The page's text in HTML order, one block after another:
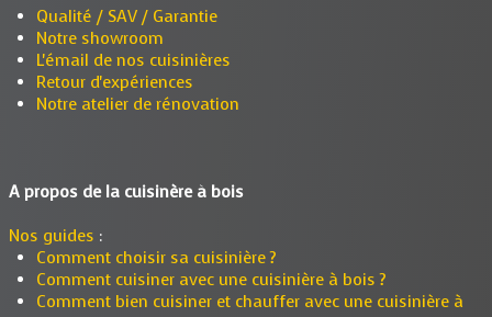
Qualité / SAV / Garantie
Notre showroom
L'émail de nos cuisinières
Retour d'expériences
Notre atelier de rénovation
A propos de la cuisinère à bois
Nos guides :
Comment choisir sa cuisinière ?
Comment cuisiner avec une cuisinière à bois ?
Comment bien cuisiner et chauffer avec une cuisinière à